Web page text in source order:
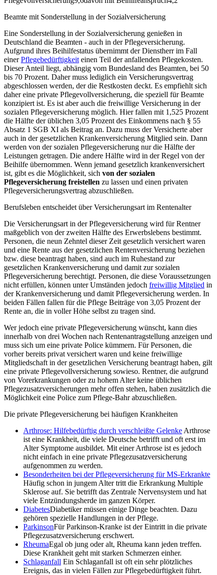
Beamte mit Sonderstellung in der Sozialversicherung
Eine Sonderstellung in der Sozialversicherung genießen in
Deutschland die Beamten - auch in der Pflegeversicherung.
Aufgrund ihres Beihilfestatus übernimmt der Dienstherr im Fall
einerPflegebedürftigkeit einen Teil der anfallenden Pflegekosten.
Dieser Anteil liegt, abhängig vom Bundesland des Beamten, bei 50
bis 70 Prozent. Daher muss lediglich ein Versicherungsvertrag
abgeschlossen werden, der die Restkosten deckt. Es empfiehlt sich
daher eine private Pflegevollversicherung, die speziell für Beamte
konzipiert ist. Es ist aber auch die freiwillige Versicherung in der
sozialen Pflegeversicherung möglich. Hier fallen mit 1,525 Prozent
die Hälfte der üblichen 3,05 Prozent des Einkommens nach § 55
Absatz 1 SGB XI als Beitrag an. Dazu muss der Versicherte aber
auch in der gesetzlichen Krankenversicherung Mitglied sein. Dann
werden von der sozialen Pflegeversicherung nur die Hälfte der
Leistungen getragen. Die andere Hälfte wird in der Regel von der
Beihilfe übernommen. Wenn jemand gesetzlich krankenversichert
ist, gibt es die Möglichkeit, sich von der sozialen
Pflegeversicherung freistellen zu lassen und einen privaten
Pflegeversicherungsvertrag abzuschließen.
Berufsleben entscheidet über Versicherungsart im Rentenalter
Die Versicherungsart in der Pflegeversicherung wird für Rentner
maßgeblich von der zweiten Hälfte des Erwerbslebens bestimmt.
Personen, die neun Zehntel dieser Zeit gesetzlich versichert waren
und eine Rente aus der gesetzlichen Rentenversicherung beziehen
bzw. diese beantragt haben, sind auch im Ruhestand zur
gesetzlichen Krankenversicherung und damit zur sozialen
Pflegeversicherung berechtigt. Personen, die diese Voraussetzungen
nicht erfüllen, können unter Umständen jedoch freiwillig Mitglied in
der Krankenversicherung und damit Pflegeversicherung werden. In
beiden Fällen fallen für die Pflege Beiträge von 3,05 Prozent der
Rente an, die in voller Höhe selbst zu tragen sind.
Wer jedoch eine private Pflegeversicherung wünscht, kann dies
innerhalb von drei Wochen nach Rentenantragstellung anzeigen und
muss sich um eine private Police kümmern. Für Personen, die
vorher bereits privat versichert waren und keine freiwillige
Mitgliedschaft in der gesetzlichen Versicherung beantragt haben, gilt
eine private Pflegevollversicherung sowieso. Rentner, die aufgrund
von Vorerkrankungen oder zu hohem Alter keine üblichen
Pflegezusatzversicherungen mehr offen stehen, haben zusätzlich die
Möglichkeit eine Police zum Pflege-Bahr abzuschließen.
Die private Pflegeversicherung bei häufigen Krankheiten
Arthrose: Hilfebedürftig durch verschleißte Gelenke Arthrose
ist eine Krankheit, die viele Deutsche betrifft und oft erst im
Alter Symptome ausbildet. Mit einer Arthrose ist es jedoch
nicht einfach in eine private Pflegezusatzversicherung
aufgenommen zu werden.
Besonderheiten bei der Pflegeversicherung für MS-Erkrankte
Häufig schon in jungem Alter tritt die Erkrankung Multiple
Sklerose auf. Sie betrifft das Zentrale Nervensystem und hat
viele Entzündungsherde im ganzen Körper.
DiabetesDiabetiker müssen einige Dinge beachten. Dazu
gehören spezielle Handlungen in der Pflege.
ParkinsonFür Parkinson-Kranke ist der Eintritt in die private
Pflegezusatzversicherung erschwert.
RheumaEgal ob jung oder alt, Rheuma kann jeden treffen.
Diese Krankheit geht mit starken Schmerzen einher.
Schlaganfall Ein Schlaganfall ist oft ein sehr plötzliches
Ereignis, das in vielen Fällen zur Pflegebedürftigkeit führt.